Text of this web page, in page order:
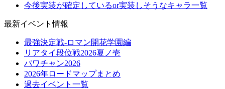
今後実装が確定しているor実装しそうなキャラ一覧
最新イベント情報
最強決定戦-ロマン開花学園編
リアタイ段位戦2026夏ノ壱
パワチャン2026
2026年ロードマップまとめ
過去イベント一覧